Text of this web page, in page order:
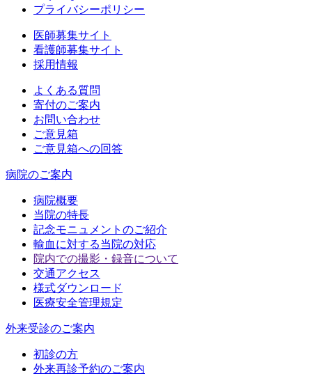
プライバシーポリシー
医師募集サイト
看護師募集サイト
採用情報
よくある質問
寄付のご案内
お問い合わせ
ご意見箱
ご意見箱への回答
病院のご案内
病院概要
当院の特長
記念モニュメントのご紹介
輸血に対する当院の対応
院内での撮影・録音について
交通アクセス
様式ダウンロード
医療安全管理規定
外来受診のご案内
初診の方
外来再診予約のご案内